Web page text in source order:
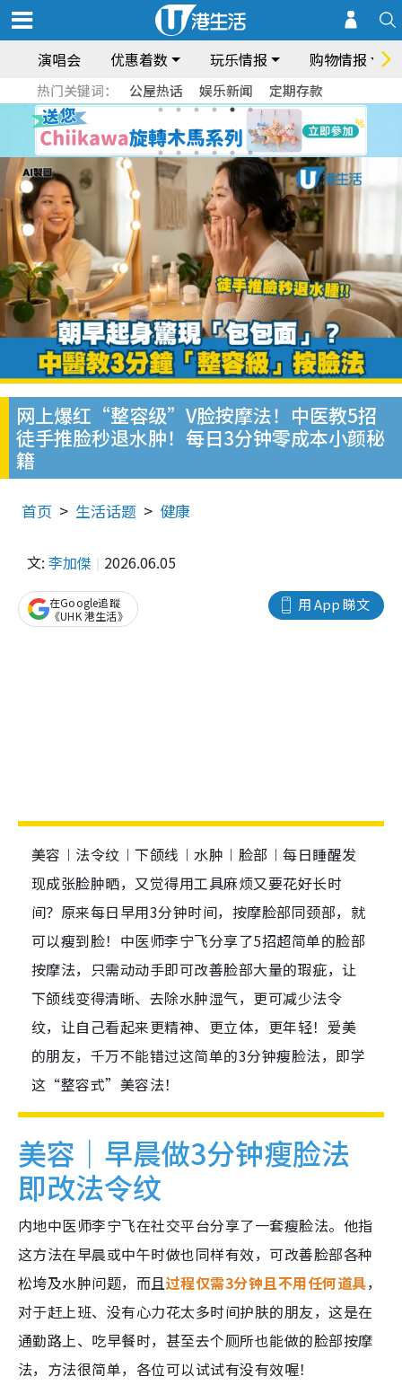
演唱会 优惠着数 玩乐情报 购物情报
热门关键词： 公屋热话 娱乐新闻 定期存款
网上爆红“整容级”V脸按摩法！中医教5招
徒手推脸秒退水肿！每日3分钟零成本小颜秘
籍
首页 生活话题 健康
文: 李加傑 2026.06.05
用 App 睇文
在Google追蹤
《UHK 港生活》
美容︱法令纹︱下颌线︱水肿︱脸部︱每日睡醒发
现成张脸肿晒，又觉得用工具麻烦又要花好长时
间？原来每日早用3分钟时间，按摩脸部同颈部，就
可以瘦到脸！中医师李宁飞分享了5招超简单的脸部
按摩法，只需动动手即可改善脸部大量的瑕疵，让
下颌线变得清晰、去除水肿湿气，更可减少法令
纹，让自己看起来更精神、更立体，更年轻！爱美
的朋友，千万不能错过这简单的3分钟瘦脸法，即学
这“整容式”美容法！
美容｜早晨做3分钟瘦脸法
即改法令纹
内地中医师李宁飞在社交平台分享了一套瘦脸法。他指
这方法在早晨或中午时做也同样有效，可改善脸部各种
松垮及水肿问题，而且过程仅需3分钟且不用任何道具，
对于赶上班、没有心力花太多时间护肤的朋友，这是在
通勤路上、吃早餐时，甚至去个厕所也能做的脸部按摩
法，方法很简单，各位可以试试有没有效喔！